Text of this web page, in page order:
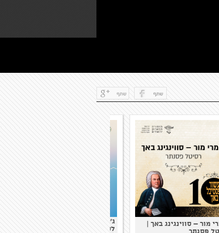
ג'אז במשקיט נמל יפו - כרטיס
לסדרת מופעי שקיעה מול הים
עומרי מור – סווינגינג באך |
רסיטל פסנתר